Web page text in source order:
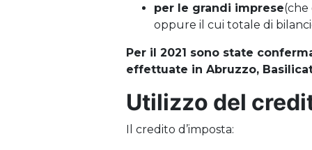
per le grandi imprese(che
oppure il cui totale di
Per il 2021 sono state
effettuate in Abruzzo,
Utilizzo del
Il credito d’imposta: